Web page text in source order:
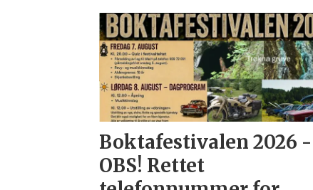
Boktafestivalen 2026 -
OBS! Rettet